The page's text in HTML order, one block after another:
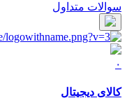
سوالات متداول
۰
کالای دیجیتال